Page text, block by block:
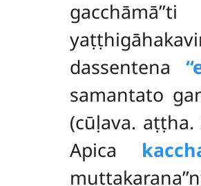
dassentena
samantato
(cūḷava.
Apica